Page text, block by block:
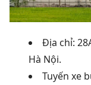
Địa chỉ:
Hà Nội.
Tuyến xe